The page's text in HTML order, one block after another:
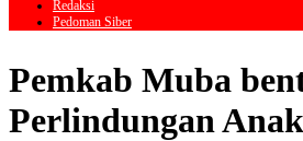
Redaksi
Pedoman Siber
Pemkab Muba
Perlindungan Anak